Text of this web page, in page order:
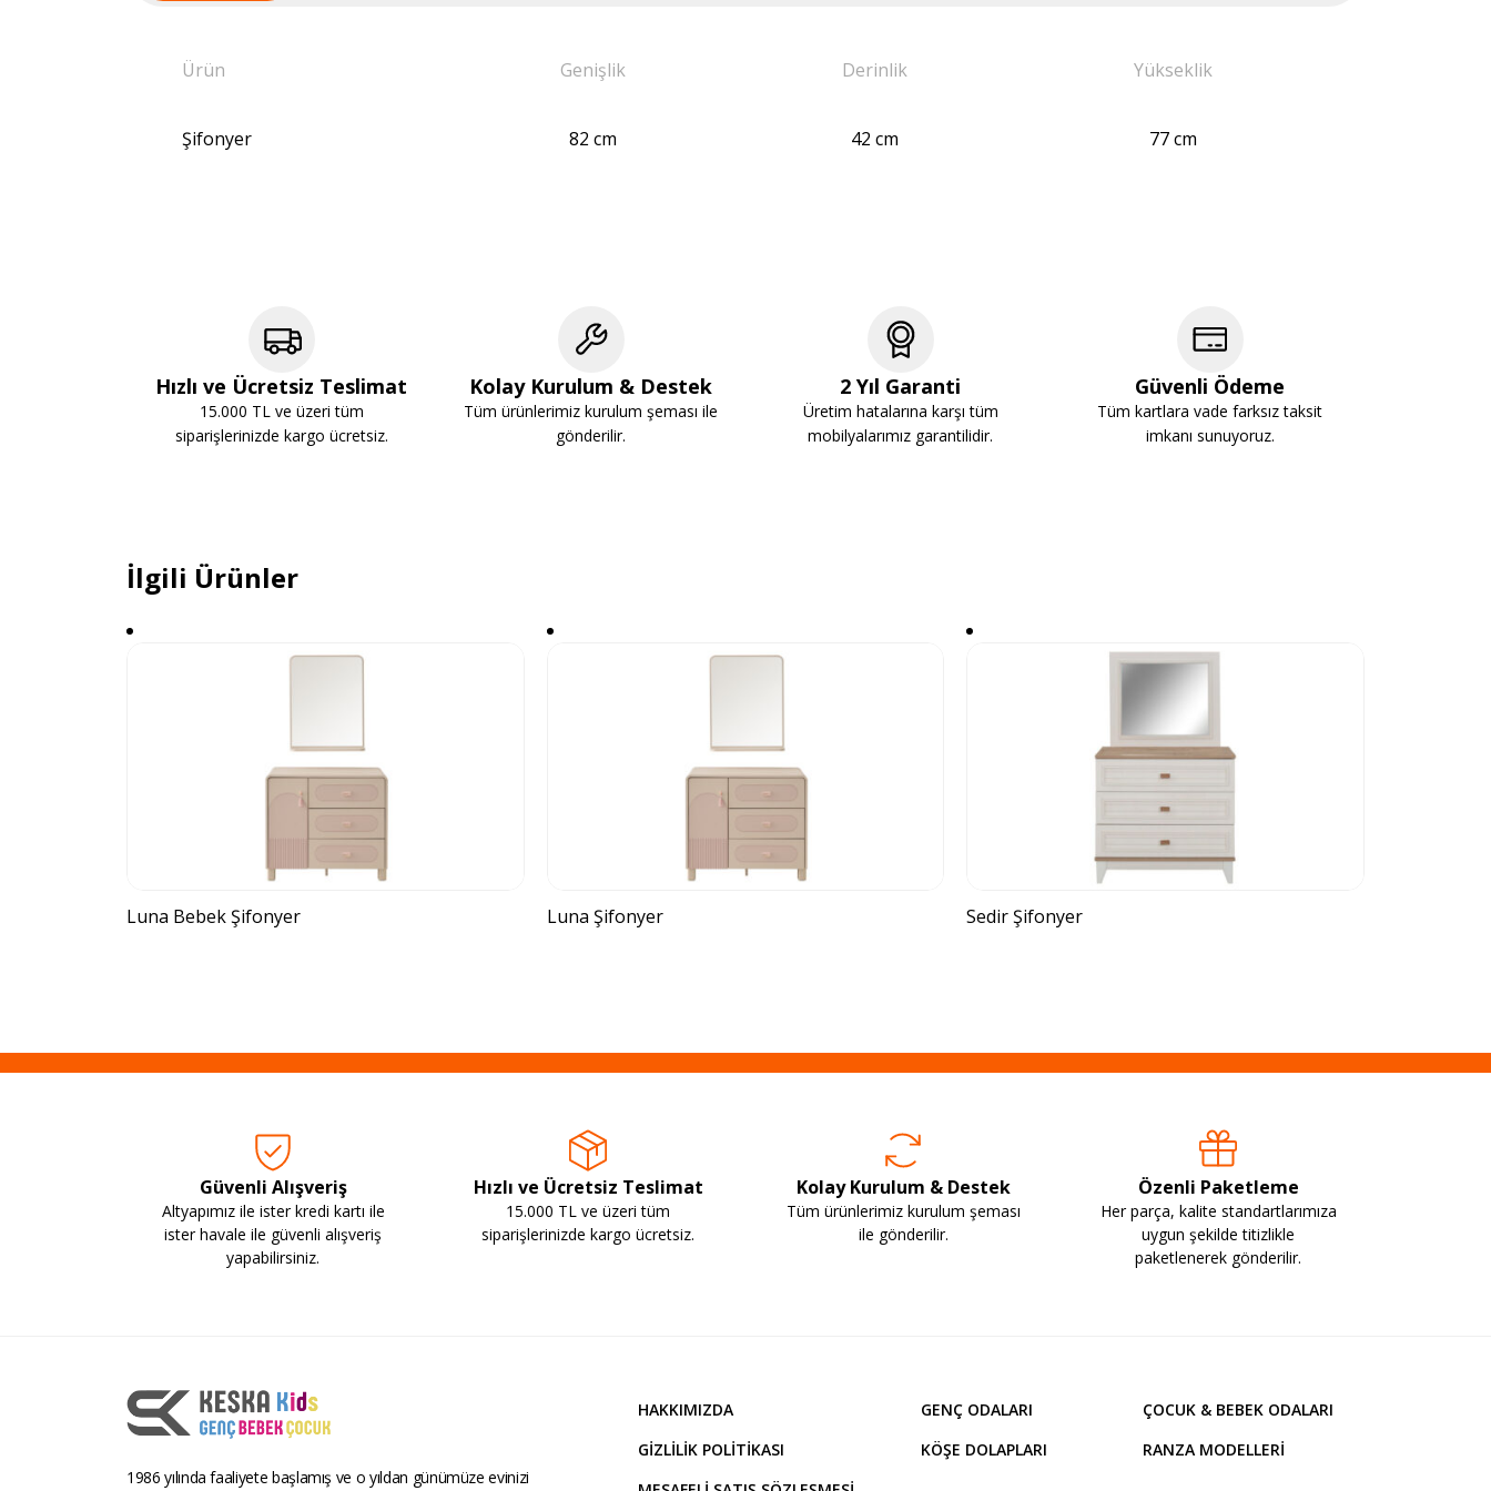
Ürün Genişlik Derinlik Yükseklik
Şifonyer 82 cm 42 cm 77 cm
Hızlı ve Ücretsiz Teslimat
15.000 TL ve üzeri tüm
siparişlerinizde kargo ücretsiz.
Kolay Kurulum & Destek
Tüm ürünlerimiz kurulum şeması ile
gönderilir.
2 Yıl Garanti
Üretim hatalarına karşı tüm
mobilyalarımız garantilidir.
Güvenli Ödeme
Tüm kartlara vade farksız taksit
imkanı sunuyoruz.
İlgili Ürünler
Luna Bebek Şifonyer Luna Şifonyer Sedir Şifonyer
Güvenli Alışveriş
Altyapımız ile ister kredi kartı ile
ister havale ile güvenli alışveriş
yapabilirsiniz.
Hızlı ve Ücretsiz Teslimat
15.000 TL ve üzeri tüm
siparişlerinizde kargo ücretsiz.
Kolay Kurulum & Destek
Tüm ürünlerimiz kurulum şeması
ile gönderilir.
Özenli Paketleme
Her parça, kalite standartlarımıza
uygun şekilde titizlikle
paketlenerek gönderilir.
1986 yılında faaliyete başlamış ve o yıldan günümüze evinizi
HAKKIMIZDA
GIZLILIK POLITIKASI
GENÇ ODALARI
ÇOCUK & BEBEK ODALARI
KÖŞE DOLAPLARI
RANZA MODELLERI